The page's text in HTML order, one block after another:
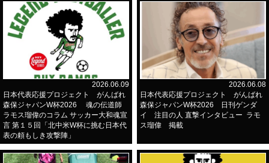
2026.06.09
日本代表応援プロジェクト がんばれ
森保ジャパンW杯2026 魂の伝道師
ラモス瑠偉のコラム サッカー大和魂宣
言 第１５回「北中米W杯に挑む日本代
表の頼もしき攻撃陣」
2026.06.08
日本代表応援プロジェクト がんばれ
森保ジャパンW杯2026 日刊ゲンダ
イ 注目の人 直撃インタビュー ラモ
ス瑠偉 掲載